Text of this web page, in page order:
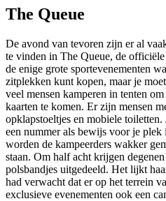
The Queue
De avond van tevoren zijn er al
te vinden in The Queue, de
de enige grote sportevenementen
zitplekken kunt kopen, maar je
veel mensen kamperen in tenten
kaarten te komen. Er zijn mensen
opklapstoeltjes en mobiele
een nummer als bewijs voor je plek
worden de kampeerders wakker
staan. Om half acht krijgen
polsbandjes uitgedeeld. Het lijkt
had verwacht dat er op het terrein
exclusieve evenementen ook een